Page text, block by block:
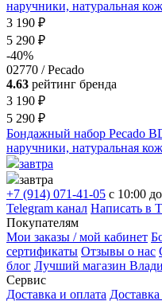
3 190 ₽
5 290 ₽
-40%
02770 / Pecado
4.63 рейтинг бренда
3 190 ₽
5 290 ₽
Бондажный набор Pecado
наручники, натуральная
завтра
завтра
+7 (914) 071-41-05 c 10:00
Telegram канал Написать в
Покупателям
Мои заказы / мой кабинет
сертификаты Отзывы о нас
блог Лучший магазин
Сервис
Доставка и оплата